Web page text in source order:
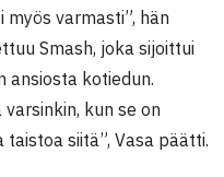
varmasti”, hän
Smash, joka sijoittui
ansiosta kotiedun.
kun se on
siitä”, Vasa päätti.